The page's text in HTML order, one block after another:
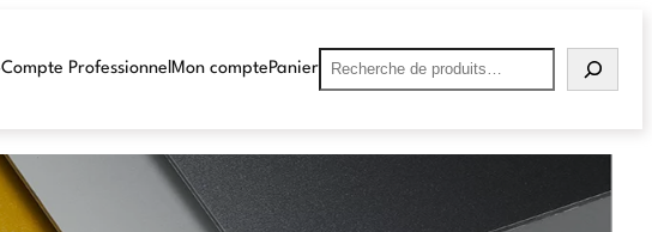
Compte ProfessionnelMon comptePanier